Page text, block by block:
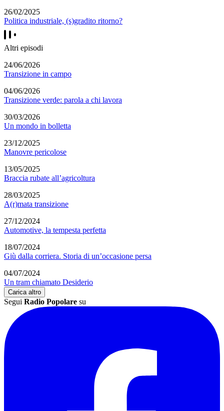
26/02/2025
Politica industriale, (s)gradito ritorno?
Altri episodi
24/06/2026
Transizione in campo
04/06/2026
Transizione verde: parola a chi lavora
30/03/2026
Un mondo in bolletta
23/12/2025
Manovre pericolose
13/05/2025
Braccia rubate all’agricoltura
28/03/2025
A(r)mata transizione
27/12/2024
Automotive, la tempesta perfetta
18/07/2024
Giù dalla corriera. Storia di un’occasione persa
04/07/2024
Un tram chiamato Desiderio
Carica altro
Segui Radio Popolare su